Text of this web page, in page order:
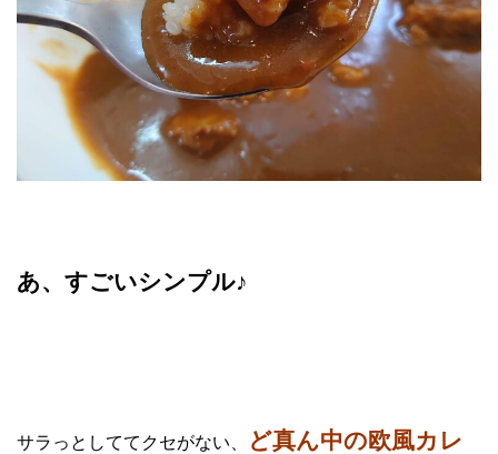
あ、すごいシンプル♪
サラっとしててクセがない、
ど真ん中の欧風カレ